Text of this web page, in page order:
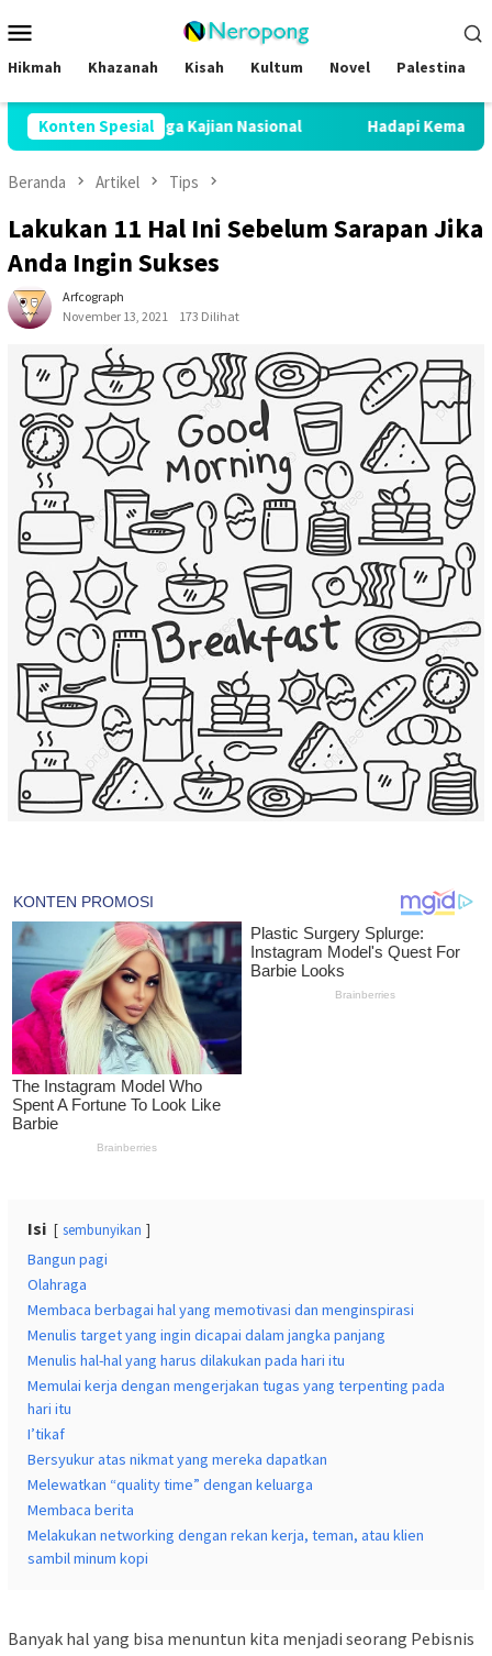
ke
kontenMobile
Hikmah Khazanah Kisah Kultum Novel Palestina
Konten Spesial
Kajian Nasional Hadapi Kemarau Panjang, UAR
Beranda Artikel Tips
Lakukan 11 Hal Ini Sebelum Sarapan Jika
Anda Ingin Sukses
Arfcograph
November 13, 2021
173 Dilihat
Isi sembunyikan
Bangun pagi
Olahraga
Membaca berbagai hal yang memotivasi dan menginspirasi
Menulis target yang ingin dicapai dalam jangka panjang
Menulis hal-hal yang harus dilakukan pada hari itu
Memulai kerja dengan mengerjakan tugas yang terpenting pada
hari itu
I’tikaf
Bersyukur atas nikmat yang mereka dapatkan
Melewatkan “quality time” dengan keluarga
Membaca berita
Melakukan networking dengan rekan kerja, teman, atau klien
sambil minum kopi
Banyak hal yang bisa menuntun kita menjadi seorang Pebisnis